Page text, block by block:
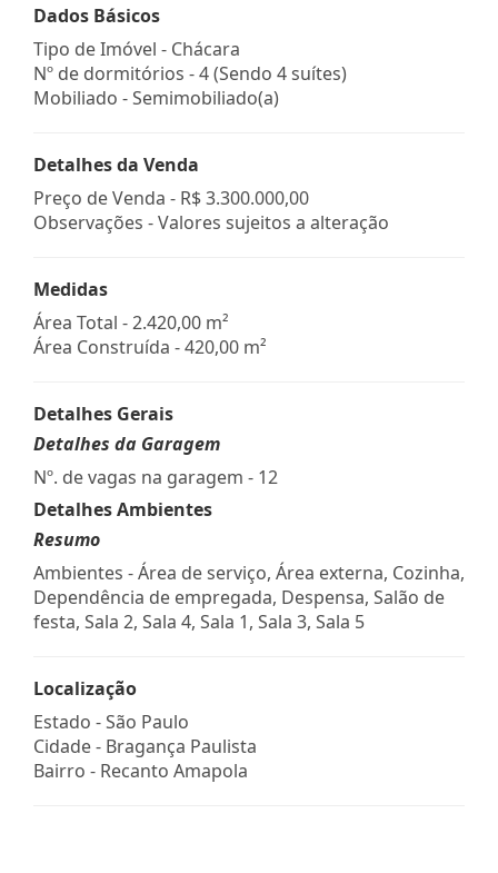
Dados Básicos
Tipo de Imóvel - Chácara
Nº de dormitórios - 4 (Sendo 4 suítes)
Mobiliado - Semimobiliado(a)
Detalhes da Venda
Preço de Venda - R$ 3.300.000,00
Observações - Valores sujeitos a alteração
Medidas
Área Total - 2.420,00 m²
Área Construída - 420,00 m²
Detalhes Gerais
Detalhes da Garagem
Nº. de vagas na garagem - 12
Detalhes Ambientes
Resumo
Ambientes - Área de serviço, Área externa, Cozinha,
Dependência de empregada, Despensa, Salão de
festa, Sala 2, Sala 4, Sala 1, Sala 3, Sala 5
Localização
Estado -São Paulo
Cidade - Bragança Paulista
Bairro - Recanto Amapola